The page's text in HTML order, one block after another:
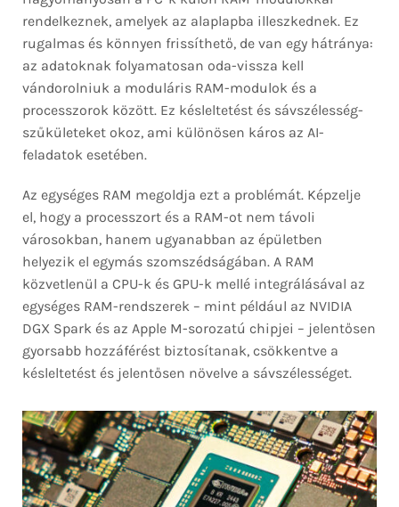
rendelkeznek, amelyek az alaplapba illeszkednek. Ez
rugalmas és könnyen frissíthető, de van egy hátránya:
az adatoknak folyamatosan oda-vissza kell
vándorolniuk a moduláris RAM-modulok és a
processzorok között. Ez késleltetést és sávszélesség-
szűkületeket okoz, ami különösen káros az AI-
feladatok esetében.
Az egységes RAM megoldja ezt a problémát. Képzelje
el, hogy a processzort és a RAM-ot nem távoli
városokban, hanem ugyanabban az épületben
helyezik el egymás szomszédságában. A RAM
közvetlenül a CPU-k és GPU-k mellé integrálásával az
egységes RAM-rendszerek – mint például az NVIDIA
DGX Spark és az Apple M-sorozatú chipjei – jelentősen
gyorsabb hozzáférést biztosítanak, csökkentve a
késleltetést és jelentősen növelve a sávszélességet.